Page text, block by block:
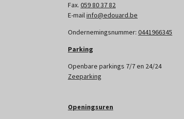
Fax. 059 80 37 82
E-mailinfo@edouard.be
Ondernemingsnummer: 0441966345
Parking
Openbare parkings 7/7 en 24/24
Zeeparking
Openingsuren